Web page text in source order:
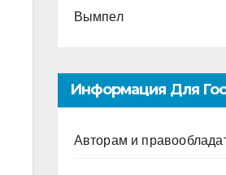
Вымпел
Информация Для
Авторам и